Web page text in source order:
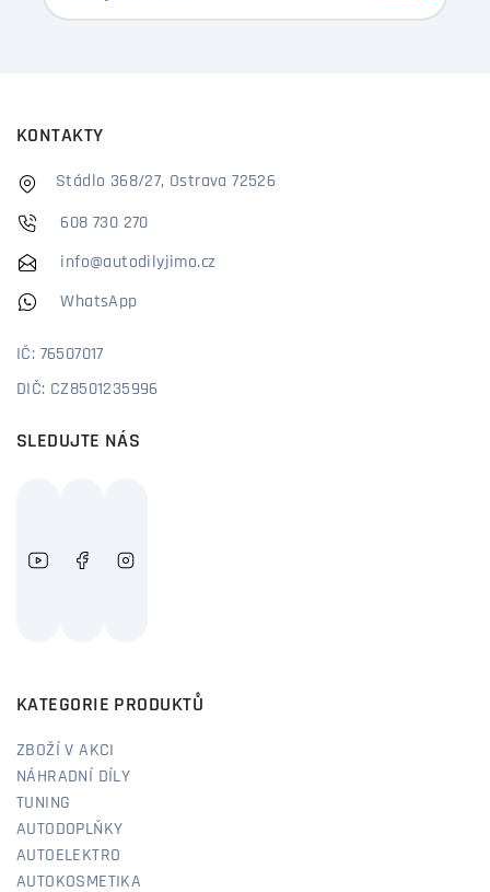
KONTAKTY
Stádlo 368/27, Ostrava 72526
608 730 270
info@autodilyjimo.cz
WhatsApp
IČ: 76507017
DIČ: CZ8501235996
SLEDUJTE NÁS
KATEGORIE PRODUKTŮ
ZBOŽÍ V AKCI
NÁHRADNÍ DÍLY
TUNING
AUTODOPLŇKY
AUTOELEKTRO
AUTOKOSMETIKA